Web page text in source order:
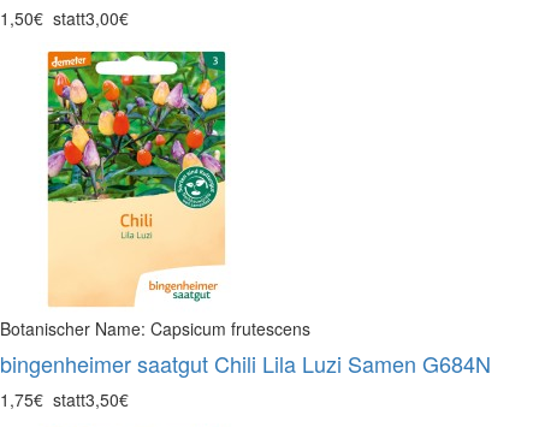
1,50€ statt3,00€
Botanischer Name: Capsicum frutescens
bingenheimer saatgut Chili Lila Luzi Samen G684N
1,75€ statt3,50€